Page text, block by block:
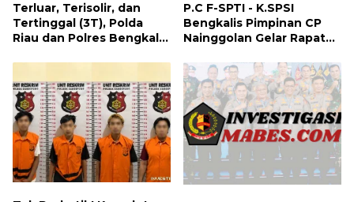
Terluar, Terisolir, dan
Tertinggal (3T), Polda
Riau dan Polres Bengkalis
Kesehatan Gratis, hingga
Dialog Kebangsaan di
Rupat
P.C F-SPTI - K.SPSI
Bengkalis Pimpinan CP
Nainggolan Gelar Rapat
dan Ranting Khusus